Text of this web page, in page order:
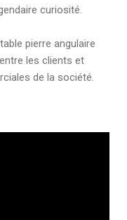
curiosité.
pierre angulaire
les clients et
de la société.